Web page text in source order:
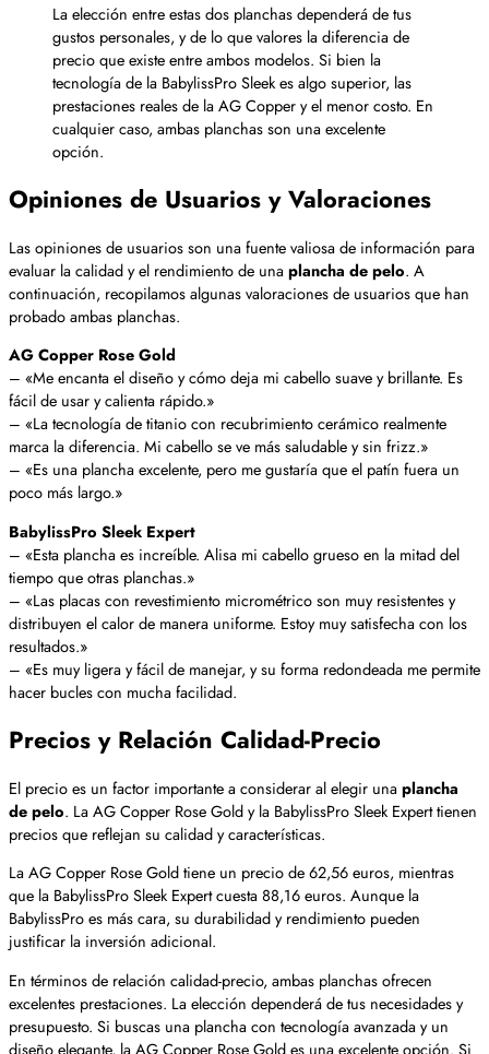
La elección entre estas dos planchas dependerá de tus
gustos personales, y de lo que valores la diferencia de
precio que existe entre ambos modelos. Si bien la
tecnología de la BabylissPro Sleek es algo superior, las
prestaciones reales de la AG Copper y el menor costo. En
cualquier caso, ambas planchas son una excelente
opción.
Opiniones de Usuarios y Valoraciones
Las opiniones de usuarios son una fuente valiosa de información para
evaluar la calidad y el rendimiento de unaplancha de pelo. A
continuación, recopilamos algunas valoraciones de usuarios que han
probado ambas planchas.
AG Copper Rose Gold
– «Me encanta el diseño y cómo deja mi cabello suave y brillante. Es
fácil de usar y calienta rápido.»
– «La tecnología de titanio con recubrimiento cerámico realmente
marca la diferencia. Mi cabello se ve más saludable y sin frizz.»
– «Es una plancha excelente, pero me gustaría que el patín fuera un
poco más largo.»
BabylissPro Sleek Expert
– «Esta plancha es increíble. Alisa mi cabello grueso en la mitad del
tiempo que otras planchas.»
– «Las placas con revestimiento micrométrico son muy resistentes y
distribuyen el calor de manera uniforme. Estoy muy satisfecha con los
resultados.»
– «Es muy ligera y fácil de manejar, y su forma redondeada me permite
hacer bucles con mucha facilidad.
Precios y Relación Calidad-Precio
El precio es un factor importante a considerar al elegir unaplancha
de pelo. La AG Copper Rose Gold y la BabylissPro Sleek Expert tienen
precios que reflejan su calidad y características.
La AG Copper Rose Gold tiene un precio de 62,56 euros, mientras
que la BabylissPro Sleek Expert cuesta 88,16 euros. Aunque la
BabylissPro es más cara, su durabilidad y rendimiento pueden
justificar la inversión adicional.
En términos de relación calidad-precio, ambas planchas ofrecen
excelentes prestaciones. La elección dependerá de tus necesidades y
presupuesto. Si buscas una plancha con tecnología avanzada y un
diseño elegante, la AG Copper Rose Gold es una excelente opción. Si